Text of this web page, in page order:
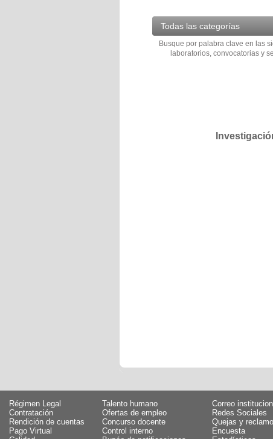
Todas las categorías
Busque por palabra clave en las
laboratorios, convocatorias y
Régimen Legal
Talento humano
Contratación
Ofertas de empleo
Rendición de cuentas
Concurso docente
Pago Virtual
Control interno
Correo
Redes Sociales
Quejas y
Encuesta